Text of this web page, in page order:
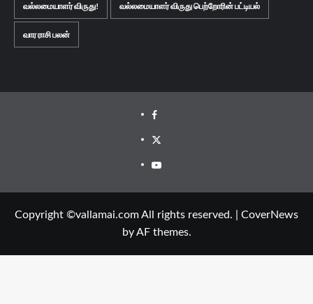
வல்லமையாளர் விருது! வல்லமையாளர் விருது பெற்றோரின் பட்டியல்
வார ராசி பலன்
Facebook
Twitter
Youtube
Copyright ©vallamai.com All rights reserved.
CoverNews
by AF themes.